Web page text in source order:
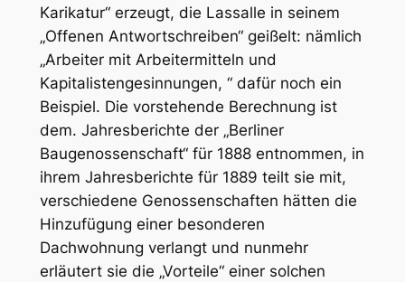
Karikatur“ erzeugt, die Lassalle in seinem
„Offenen Antwortschreiben“ geißelt: nämlich
„Arbeiter mit Arbeitermitteln und
Kapitalistengesinnungen, “ dafür noch ein
Beispiel. Die vorstehende Berechnung ist
dem. Jahresberichte der „Berliner
Baugenossenschaft“ für 1888 entnommen, in
ihrem Jahresberichte für 1889 teilt sie mit,
verschiedene Genossenschaften hätten die
Hinzufügung einer besonderen
Dachwohnung verlangt und nunmehr
erläutert sie die „Vorteile“ einer solchen